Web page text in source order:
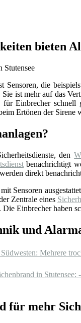
bieten
Sensoren, die
Sie ist mehr auf das
Einbrecher
Ertönen der
den
benachrichtigt
direkt
Sensoren
Zentrale eines
Die Einbrecher haben
und
Mehrere
in Stutensee:
für mehr